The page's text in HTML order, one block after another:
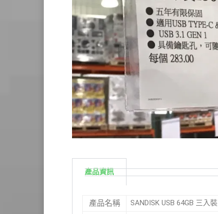
產品資訊
產品名稱 SANDISK USB 64GB 三入